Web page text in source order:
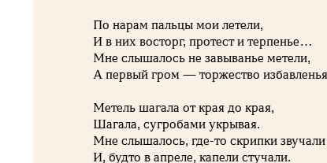
По нарам пальцы мои летели,
И в них восторг, протест и терпенье…
Мне слышалось не завыванье метели,
А первый гром — торжество
Метель шагала от края до края,
Шагала, сугробами укрывая.
Мне слышалось, где-то скрипки звучали
И, будто в апреле, капели стучали.